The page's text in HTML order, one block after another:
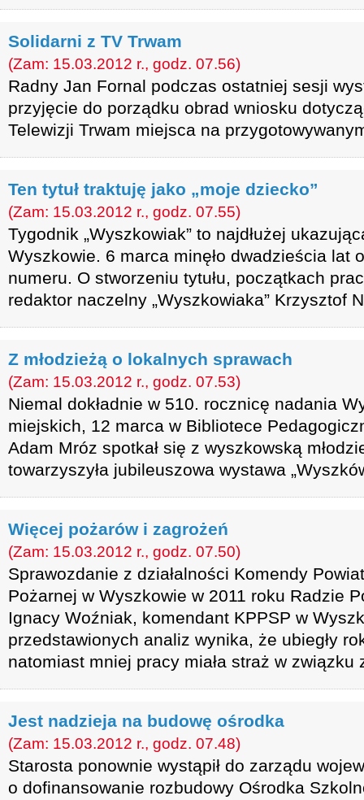
Solidarni z TV Trwam
(Zam: 15.03.2012 r., godz. 07.56)
Radny Jan Fornal podczas ostatniej sesji
przyjęcie do porządku obrad wniosku
Telewizji Trwam miejsca na
Ten tytuł traktuję jako „moje dziecko”
(Zam: 15.03.2012 r., godz. 07.55)
Tygodnik „Wyszkowiak” to najdłużej
Wyszkowie. 6 marca minęło dwadzieścia lat
numeru. O stworzeniu tytułu, początkach
redaktor naczelny „Wyszkowiaka” Krzysztof
Z młodzieżą o lokalnych sprawach
(Zam: 15.03.2012 r., godz. 07.53)
Niemal dokładnie w 510. rocznicę nadania
miejskich, 12 marca w Bibliotece
Adam Mróz spotkał się z wyszkowską
towarzyszyła jubileuszowa wystawa
Więcej pożarów i zagrożeń
(Zam: 15.03.2012 r., godz. 07.50)
Sprawozdanie z działalności Komendy
Pożarnej w Wyszkowie w 2011 roku Radzie
Ignacy Woźniak, komendant KPPSP w
przedstawionych analiz wynika, że ubiegły
natomiast mniej pracy miała straż w związku
Jest nadzieja na budowę ośrodka
(Zam: 15.03.2012 r., godz. 07.48)
Starosta ponownie wystąpił do zarządu
o dofinansowanie rozbudowy Ośrodka